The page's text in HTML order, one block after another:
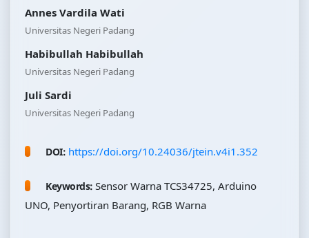
Annes Vardila Wati
Universitas Negeri Padang
Habibullah Habibullah
Universitas Negeri Padang
Juli Sardi
Universitas Negeri Padang
DOI: https://doi.org/10.24036/jtein.v4i1.352
Keywords: Sensor Warna TCS34725, Arduino
UNO, Penyortiran Barang, RGB Warna